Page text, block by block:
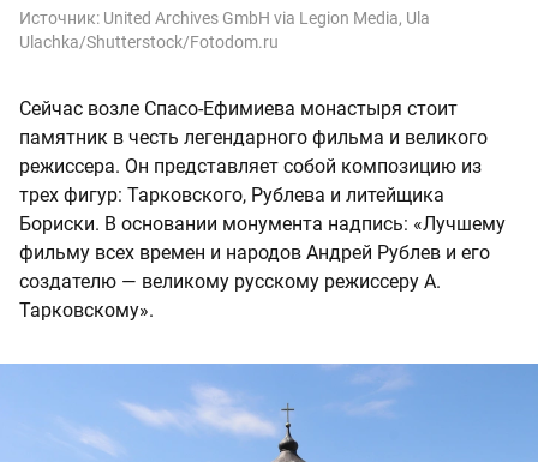
Источник: United Archives GmbH via Legion Media, Ula
Ulachka/Shutterstock/Fotodom.ru
Сейчас возле Спасо-Ефимиева монастыря стоит
памятник в честь легендарного фильма и великого
режиссера. Он представляет собой композицию из
трех фигур: Тарковского, Рублева и литейщика
Бориски. В основании монумента надпись: «Лучшему
фильму всех времен и народов Андрей Рублев и его
создателю — великому русскому режиссеру А.
Тарковскому».